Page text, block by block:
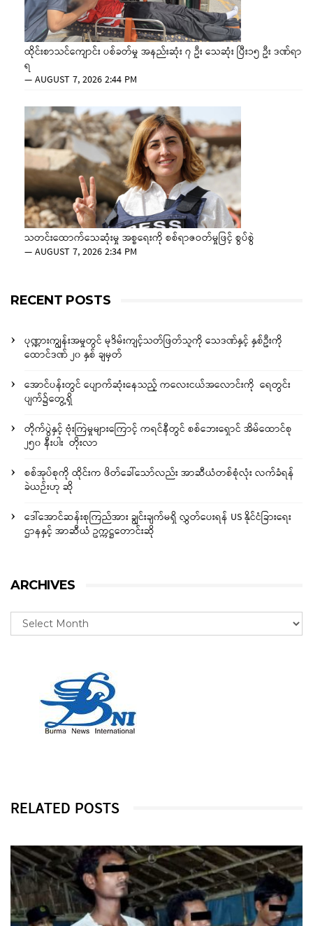
ထိုင်းစာသင်ကျောင်း ပစ်ခတ်မှု အနည်းဆုံး ၇ ဦး သေဆုံး ပြီး၁၅ ဦး ဒဏ်ရာ
ရ
—AUGUST 7, 2026 2:44 PM
သတင်းထောက်သေဆုံးမှု အစ္စရေးကို စစ်ရာဇဝတ်မှုဖြင့် စွပ်စွဲ
—AUGUST 7, 2026 2:34 PM
RECENT POSTS
ပုဏ္ဏားကျွန်းအမှုတွင် မုဒိမ်းကျင့်သတ်ဖြတ်သူကို သေဒဏ်နှင့် နှစ်ဦးကို
ထောင်ဒဏ် ၂၀ နှစ် ချမှတ်
အောင်ပန်းတွင် ပျောက်ဆုံးနေသည့် ကလေးငယ်အလောင်းကို ရေတွင်း
ပျက်၌တွေ့ရှိ
တိုက်ပွဲနှင့် ဗုံးကြဲမှုများကြောင့် ကရင်နီတွင် စစ်ဘေးရှောင် အိမ်ထောင်စု
၂၅၀ နီးပါး တိုးလာ
စစ်အုပ်စုကို ထိုင်းက ဖိတ်ခေါ်သော်လည်း အာဆီယံတစ်စုံလုံး လက်ခံရန်
ခဲယဉ်းဟု ဆို
ဒေါ်အောင်ဆန်းစုကြည်အား ချွင်းချက်မရှိ လွှတ်ပေးရန် US နိုင်ငံခြားရေး
ဌာနနှင့် အာဆီယံ ဥက္ကဋ္ဌတောင်းဆို
ARCHIVES
RELATED POSTS